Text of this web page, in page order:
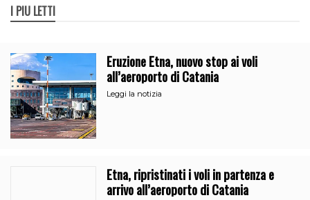
I PIÙ LETTI
Eruzione Etna, nuovo stop ai voli
all’aeroporto di Catania
Leggi la notizia
Etna, ripristinati i voli in partenza e
arrivo all’aeroporto di Catania